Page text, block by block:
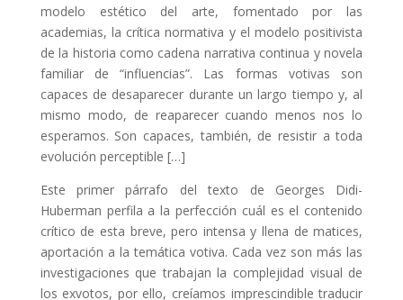
modelo estético del arte, fomentado por las
academias, la crítica normativa y el modelo positivista
de la historia como cadena narrativa continua y novela
familiar de “influencias”. Las formas votivas son
capaces de desaparecer durante un largo tiempo y, al
mismo modo, de reaparecer cuando menos nos lo
esperamos. Son capaces, también, de resistir a toda
evolución perceptible […]
Este primer párrafo del texto de Georges Didi-
Huberman perfila a la perfección cuál es el contenido
crítico de esta breve, pero intensa y llena de matices,
aportación a la temática votiva. Cada vez son más las
investigaciones que trabajan la complejidad visual de
los exvotos, por ello, creíamos imprescindible traducir